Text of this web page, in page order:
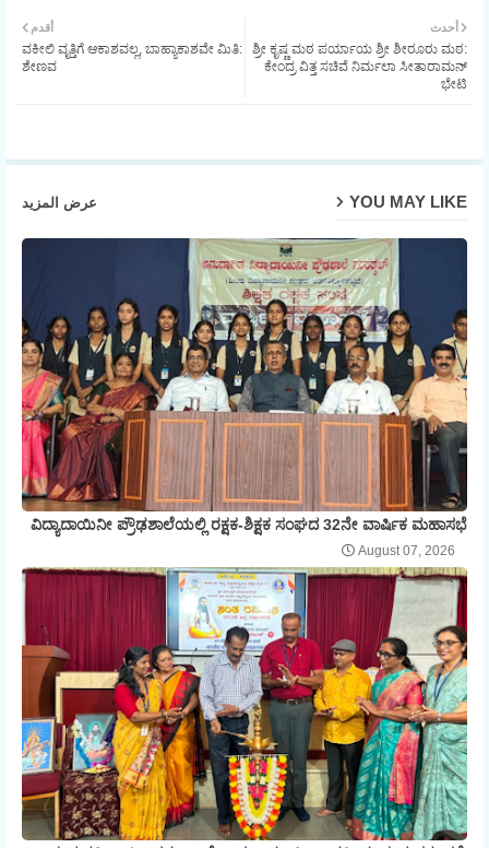
ter atsa
أحدث
ಶ್ರೀ ಕೃಷ್ಣ ಮಠ ಪರ್ಯಾಯ ಶ್ರೀ ಶೀರೂರು ಮಠ:
ಕೇಂದ್ರ ವಿತ್ತ ಸಚಿವೆ ನಿರ್ಮಲಾ ಸೀತಾರಾಮನ್
ಭೇಟಿ
أقدم
ವಕೀಲಿ ವೃತ್ತಿಗೆ ಆಕಾಶವಲ್ಲ, ಬಾಹ್ಯಾಕಾಶವೇ ಮಿತಿ:
ಶೇಣವ
YOU MAY LIKE عرض المزيد
ವಿದ್ಯಾದಾಯಿನೀ ಪ್ರೌಢಶಾಲೆಯಲ್ಲಿ ರಕ್ಷಕ-ಶಿಕ್ಷಕ ಸಂಘದ 32ನೇ ವಾರ್ಷಿಕ ಮಹಾಸಭೆ
August 07, 2026